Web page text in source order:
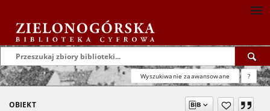
Wyszukiwanie zaawansowane ?
OBIEKT